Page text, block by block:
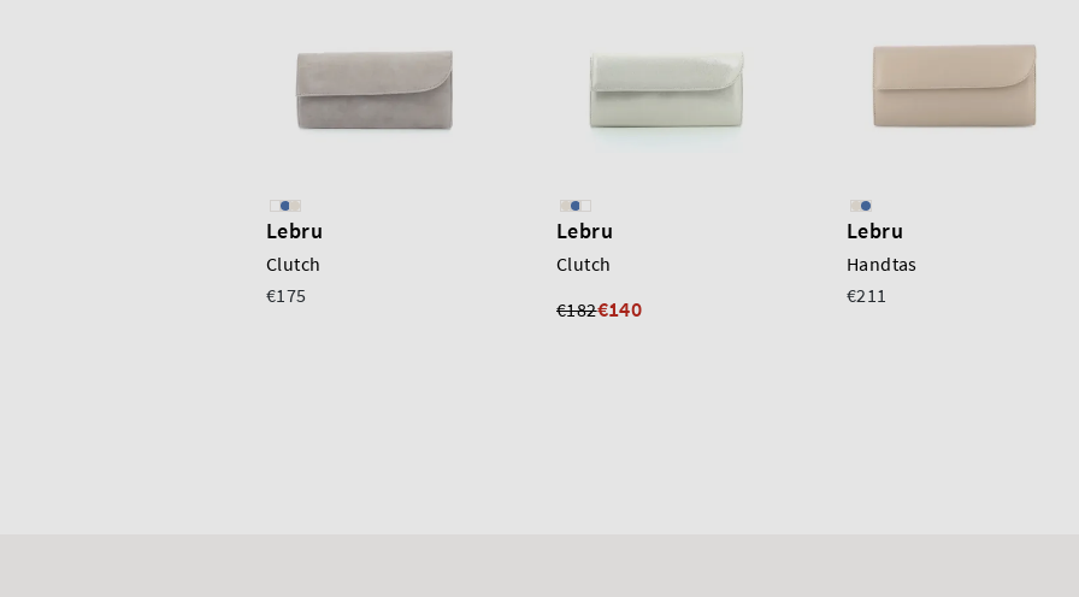
Lebru
Clutch
€175
Lebru
Clutch
€182€140
Lebru
Handtas
€211